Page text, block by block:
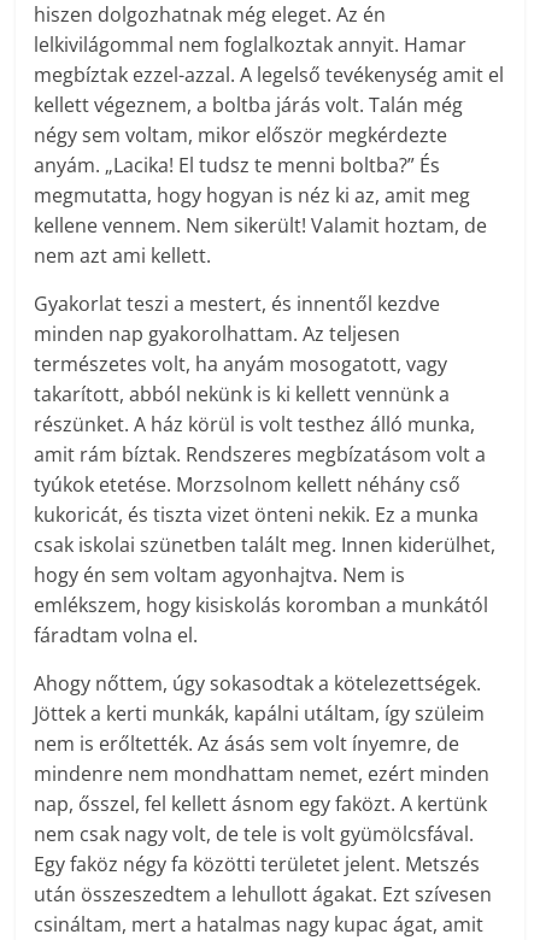
hiszen dolgozhatnak még eleget. Az én
lelkivilágommal nem foglalkoztak annyit. Hamar
megbíztak ezzel-azzal. A legelső tevékenység amit el
kellett végeznem, a boltba járás volt. Talán még
négy sem voltam, mikor először megkérdezte
anyám. „Lacika! El tudsz te menni boltba?” És
megmutatta, hogy hogyan is néz ki az, amit meg
kellene vennem. Nem sikerült! Valamit hoztam, de
nem azt ami kellett.
Gyakorlat teszi a mestert, és innentől kezdve
minden nap gyakorolhattam. Az teljesen
természetes volt, ha anyám mosogatott, vagy
takarított, abból nekünk is ki kellett vennünk a
részünket. A ház körül is volt testhez álló munka,
amit rám bíztak. Rendszeres megbízatásom volt a
tyúkok etetése. Morzsolnom kellett néhány cső
kukoricát, és tiszta vizet önteni nekik. Ez a munka
csak iskolai szünetben talált meg. Innen kiderülhet,
hogy én sem voltam agyonhajtva. Nem is
emlékszem, hogy kisiskolás koromban a munkától
fáradtam volna el.
Ahogy nőttem, úgy sokasodtak a kötelezettségek.
Jöttek a kerti munkák, kapálni utáltam, így szüleim
nem is erőltették. Az ásás sem volt ínyemre, de
mindenre nem mondhattam nemet, ezért minden
nap, ősszel, fel kellett ásnom egy faközt. A kertünk
nem csak nagy volt, de tele is volt gyümölcsfával.
Egy faköz négy fa közötti területet jelent. Metszés
után összeszedtem a lehullott ágakat. Ezt szívesen
csináltam, mert a hatalmas nagy kupac ágat, amit